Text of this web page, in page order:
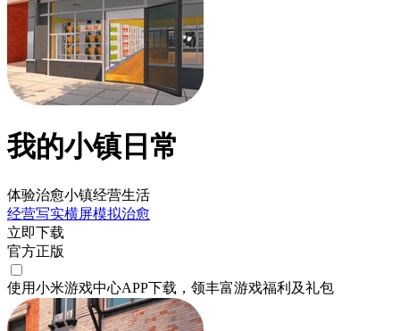
我的小镇日常
体验治愈小镇经营生活
经营写实横屏模拟治愈
立即下载
官方正版
使用小米游戏中心APP下载 ，领丰富游戏福利 及礼包